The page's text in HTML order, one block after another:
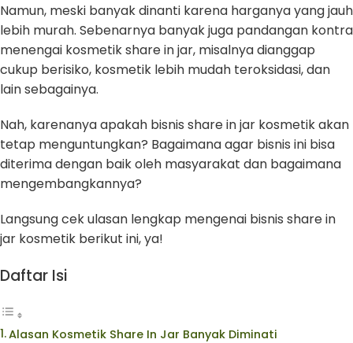
Namun, meski banyak dinanti karena harganya yang jauh
lebih murah. Sebenarnya banyak juga pandangan kontra
menengai kosmetik share in jar, misalnya dianggap
cukup berisiko, kosmetik lebih mudah teroksidasi, dan
lain sebagainya.
Nah, karenanya apakah bisnis share in jar kosmetik akan
tetap menguntungkan? Bagaimana agar bisnis ini bisa
diterima dengan baik oleh masyarakat dan bagaimana
mengembangkannya?
Langsung cek ulasan lengkap mengenai bisnis share in
jar kosmetik berikut ini, ya!
Daftar Isi
Alasan Kosmetik Share In Jar Banyak Diminati